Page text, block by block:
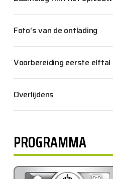
Foto's van de ontlading
Voorbereiding eerste elftal
Overlijdens
PROGRAMMA